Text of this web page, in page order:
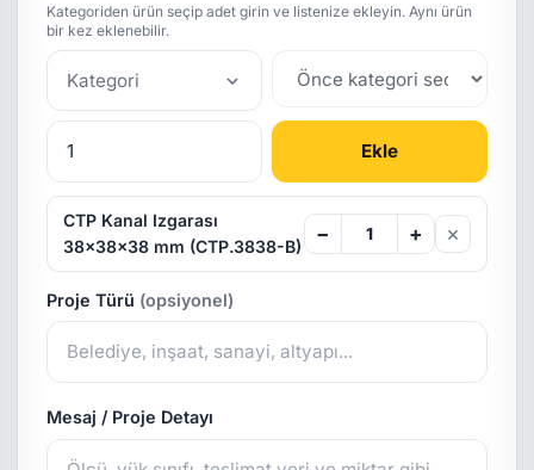
Kategoriden ürün seçip adet girin ve listenize ekleyin. Aynı ürün
bir kez eklenebilir.
Kategori
Ekle
CTP Kanal Izgarası
38x38x38 mm (CTP.3838-B)
− + ×
Proje Türü (opsiyonel)
Mesaj / Proje Detayı